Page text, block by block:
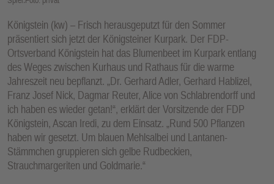
Königstein (kw) – Frisch herausgeputzt für den Sommer
präsentiert sich jetzt der Königsteiner Kurpark. Der FDP-
Ortsverband Königstein hat das Blumenbeet im Kurpark entlang
des Weges zwischen Kurhaus und Rathaus für die warme
Jahreszeit neu bepflanzt. „Dr. Gerhard Adler, Gerhard Hablizel,
Franz Josef Nick, Dagmar Reuter, Alice von Schlabrendorff und
ich haben es wieder getan!“, erklärt der Vorsitzende der FDP
Königstein, Ascan Iredi, zu dem Einsatz. „Rund 500 Pflanzen
haben wir gesetzt. Um blauen Mehlsalbei und Lantanen-
Stämmchen gruppieren sich gelbe Rudbeckien,
Strauchmargeriten und Goldmarie.“